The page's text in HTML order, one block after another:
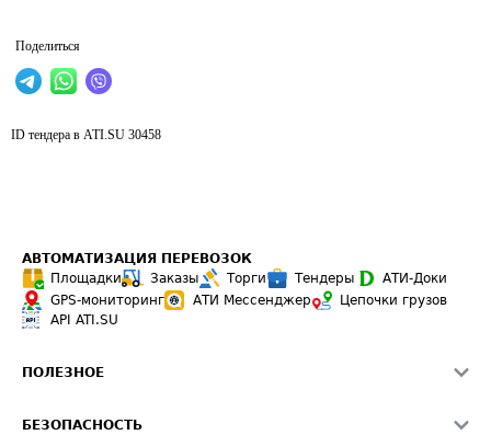
Поделиться
ID тендера в ATI.SU 30458
АВТОМАТИЗАЦИЯ ПЕРЕВОЗОК
Площадки
Заказы Торги Тендеры
АТИ-Доки
GPS-мониторинг
АТИ Мессенджер
Цепочки грузов
API ATI.SU
ПОЛЕЗНОЕ
БЕЗОПАСНОСТЬ